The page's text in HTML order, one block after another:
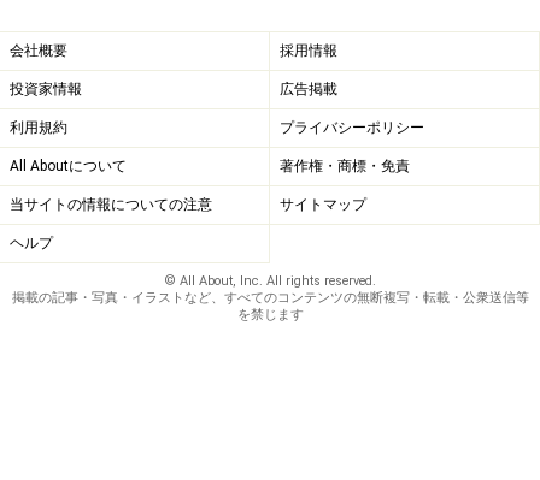
カモにされる人は「疑わない人」！賢く疑
おう
金融機関や悪質な金融商品、あるいはオレオレ詐欺のよ
うなものにダマされ、カモにされる人の典型は「疑わな
い」ことです。
会社概要 採用情報
投資家情報 広告掲載
利用規約 プライバシーポリシー
All Aboutについて 著作権・商標・免責
当サイトの情報についての注意 サイトマップ
ヘルプ
© All About, Inc. All rights reserved.
掲載の記事・写真・イラストなど、すべてのコンテンツの無断複写・転載・公衆送信等
を禁じます